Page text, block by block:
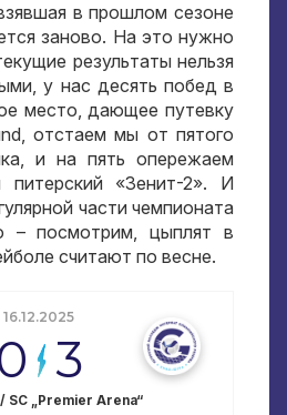
в прошлом сезоне
заново. На это нужно
результаты нельзя
,у нас десять побед в
место,дающее путевку
отстаем мы от пятого
, и на пять опережаем
«Зенит-2». И
части чемпионата
– посмотрим,цыплят в
считают по весне.
16.12.2025
3
SC „Premier Arena“